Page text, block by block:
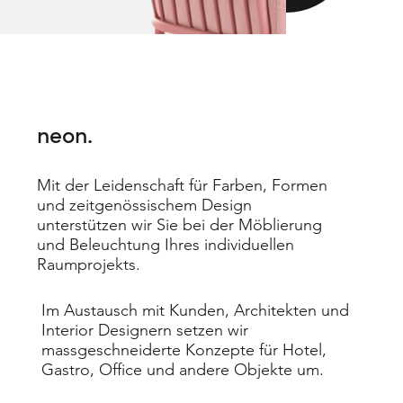
cne
neon.
Mit der Leidenschaft für Farben, Formen
und zeitgenössischem Design
unterstützen wir Sie bei der Möblierung
und Beleuchtung Ihres individuellen
Raumprojekts.
Im Austausch mit Kunden, Architekten und
Interior Designern setzen wir
massgeschneiderte Konzepte für Hotel,
Gastro, Office und andere Objekte um.